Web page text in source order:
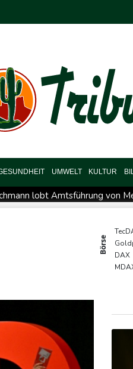
UMWELT KULTUR
lobt Amtsführung von
vermuten russische
mit Merz tagt zu
Börse
DAX